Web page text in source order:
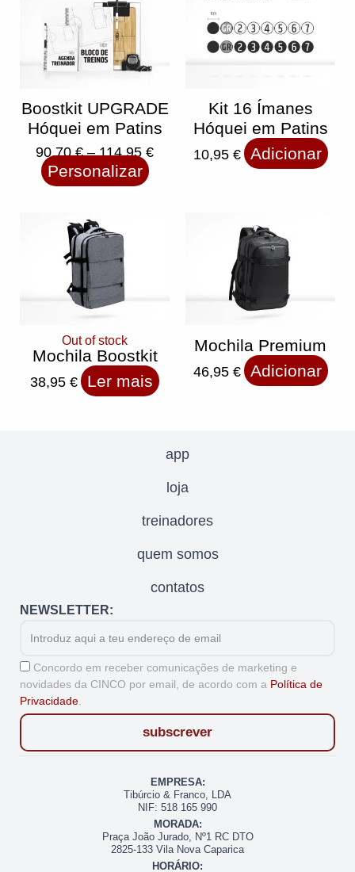
Boostkit UPGRADE
Hóquei em Patins
90,70€ – 114,95 €
114,95 €
Personalizar
be
chosen
product
page
Kit 16 Ímanes
Hóquei em Patins
10,95 € Adicionar
Out of stock
Mochila Boostkit
38,95 € Ler mais
Mochila Premium
46,95 € Adicionar
app
loja
treinadores
quem somos
contatos
NEWSLETTER:
Aceitação
Concordo em receber comunicações de marketing e
novidades da CINCO por email, de acordo com a Política de
Privacidade
subscrever
EMPRESA:
Tibúrcio & Franco, LDA
NIF: 518 165 990
MORADA:
Praça João Jurado, Nº1 RC DTO
2825-133 Vila Nova Caparica
HORÁRIO: